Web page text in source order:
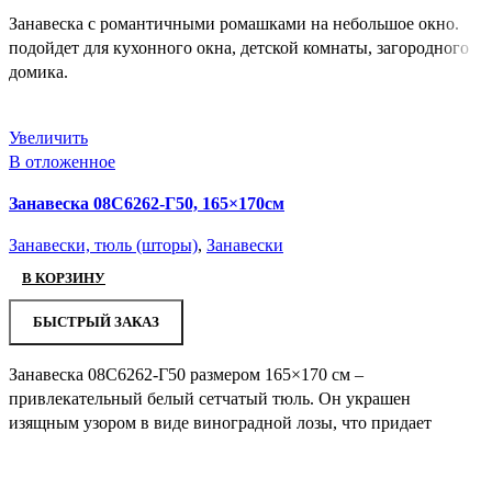
Занавеска с романтичными ромашками на небольшое окно.
подойдет для кухонного окна, детской комнаты, загородного
домика.
Увеличить
В отложенное
Занавеска 08С6262-Г50, 165×170см
Занавески, тюль (шторы), Занавески
В КОРЗИНУ
БЫСТРЫЙ ЗАКАЗ
Занавеска 08С6262-Г50 размером 165×170 см –
привлекательный белый сетчатый тюль. Он украшен
изящным узором в виде виноградной лозы, что придает